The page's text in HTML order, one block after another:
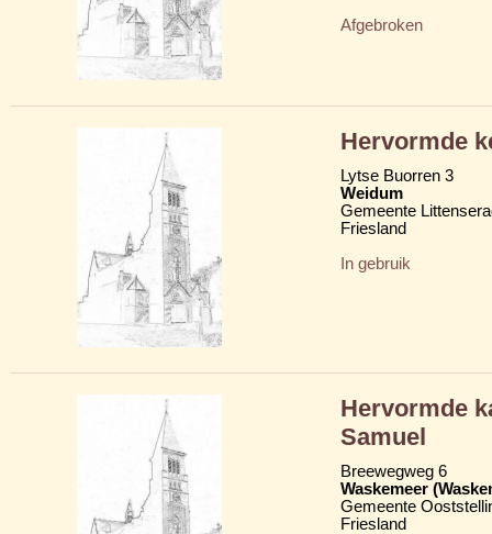
Afgebroken
Hervormde
Lytse Buorren 3
Weidum
Gemeente
Friesland
In gebruik
Hervormde
Samuel
Breewegweg 6
Waskemeer
Gemeente
Friesland